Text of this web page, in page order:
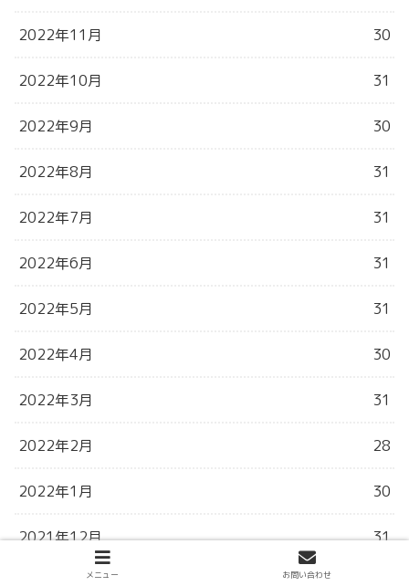
2022年11月 30
2022年10月 31
2022年9月 30
2022年8月 31
2022年7月 31
2022年6月 31
2022年5月 31
2022年4月 30
2022年3月 31
2022年2月 28
2022年1月 30
2021年12月 31
メニュー お問い合わせ